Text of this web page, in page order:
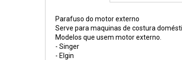
Parafuso do motor externo
Serve para maquinas de costura
Modelos que usem motor externo.
- Singer
- Elgin